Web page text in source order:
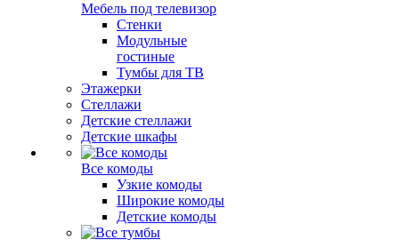
Мебель под телевизор
Стенки
Модульные
гостиные
Тумбы для ТВ
Этажерки
Стеллажи
Детские стеллажи
Детские шкафы
Все комоды
Узкие комоды
Широкие комоды
Детские комоды